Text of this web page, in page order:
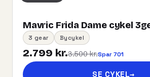
Mavric Frida Dame cykel
3 gear Bycykel
2.799 kr.3.500 kr.Spar 701
SE CYKEL→